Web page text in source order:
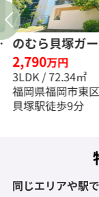
のむら貝塚ガ
ィ弐番館☆仲介
料☆
2,790万円
3LDK / 72.34㎡
福岡県福岡市東
目
貝塚駅徒歩9分
同じエリアや駅